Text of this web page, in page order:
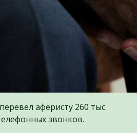
аферисту 260 тыс.
звонков.